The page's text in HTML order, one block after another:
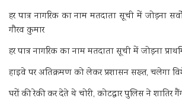
हर पात्र नागरिक का नाम मतदाता सूची में जोड़ना
गौरव कुमार
हर पात्र नागरिक का नाम मतदाता सूची में जोड़ना
हाइवे पर अतिक्रमण को लेकर प्रशासन सख्त, चलेगा
घरों की रेकी कर देते थे चोरी, कोटद्वार पुलिस ने शातिर